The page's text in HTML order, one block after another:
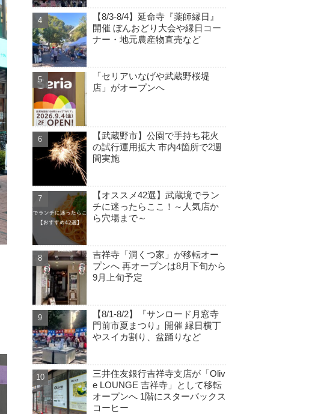
【8/3-8/4】延命寺『薬師縁日』
開催 ぼんおどり大会や縁日コー
ナー・地元農産物直売など
「セリアいなげや武蔵野桜堤
店」がオープンへ
【武蔵野市】公園で手持ち花火
の試行運用拡大 市内4箇所で2週
間実施
【オススメ42選】武蔵境でラン
チに迷ったらここ！～人気店か
ら穴場まで～
吉祥寺「洞くつ家」が移転オー
プンへ 再オープンは8月下旬から
9月上旬予定
【8/1-8/2】『サンロード月窓寺
門前市夏まつり』開催 縁日横丁
やスイカ割り、盆踊りなど
三井住友銀行吉祥寺支店が「Oliv
e LOUNGE 吉祥寺」として移転
オープンへ 1階にスターバックス
コーヒー